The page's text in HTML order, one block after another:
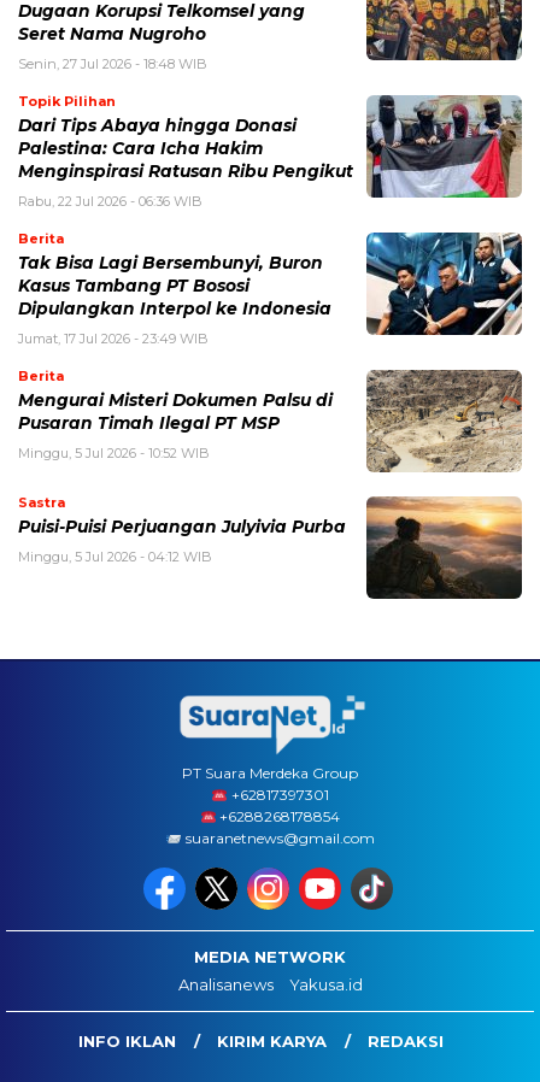
Dugaan Korupsi Telkomsel yang
Seret Nama Nugroho
Senin, 27 Jul 2026 - 18:48 WIB
Topik Pilihan
Dari Tips Abaya hingga Donasi
Palestina: Cara Icha Hakim
Menginspirasi Ratusan Ribu Pengikut
Rabu, 22 Jul 2026 - 06:36 WIB
Berita
Tak Bisa Lagi Bersembunyi, Buron
Kasus Tambang PT Bososi
Dipulangkan Interpol ke Indonesia
Jumat, 17 Jul 2026 - 23:49 WIB
Berita
Mengurai Misteri Dokumen Palsu di
Pusaran Timah Ilegal PT MSP
Minggu, 5 Jul 2026 - 10:52 WIB
Sastra
Puisi-Puisi Perjuangan Julyivia Purba
Minggu, 5 Jul 2026 - 04:12 WIB
PT Suara Merdeka Group
‪+62817397301
+6288268178854
suaranetnews@gmail.com
MEDIA NETWORK
Analisanews
Yakusa.id
INFO IKLAN KIRIM KARYA REDAKSI